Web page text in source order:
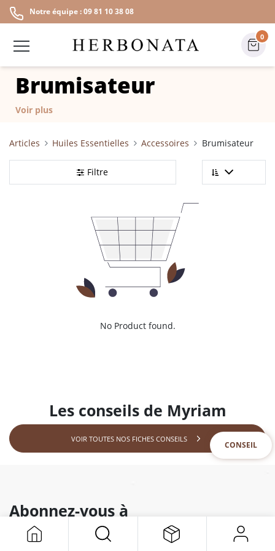
Notre équipe : 09 81 10 38 08
0
CONSEIL
Brumisateur
Voir plus
Articles Huiles Essentielles Accessoires Brumisateur
Filtre
No Product found.
Les conseils de Myriam
VOIR TOUTES NOS FICHES CONSEILS
Abonnez-vous à
notre newsletter